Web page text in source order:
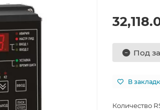
Под
В
Количество